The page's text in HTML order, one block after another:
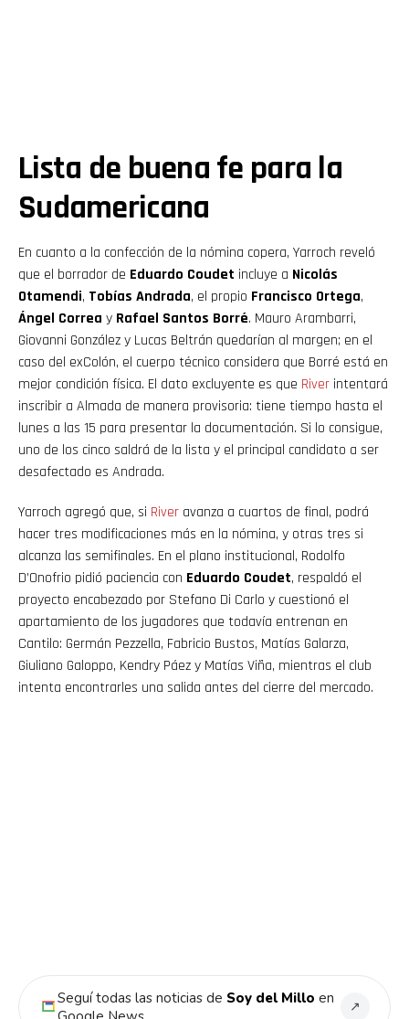
Lista de buena fe para la
Sudamericana
En cuanto a la confección de la nómina copera, Yarroch reveló
que el borrador de Eduardo Coudet incluye a Nicolás
Otamendi, Tobías Andrada, el propio Francisco Ortega,
Ángel Correa y Rafael Santos Borré. Mauro Arambarri,
Giovanni González y Lucas Beltrán quedarían al margen; en el
caso del exColón, el cuerpo técnico considera que Borré está en
mejor condición física. El dato excluyente es que River intentará
inscribir a Almada de manera provisoria: tiene tiempo hasta el
lunes a las 15 para presentar la documentación. Si lo consigue,
uno de los cinco saldrá de la lista y el principal candidato a ser
desafectado es Andrada.
Yarroch agregó que, si River avanza a cuartos de final, podrá
hacer tres modificaciones más en la nómina, y otras tres si
alcanza las semifinales. En el plano institucional, Rodolfo
D’Onofrio pidió paciencia con Eduardo Coudet, respaldó el
proyecto encabezado por Stefano Di Carlo y cuestionó el
apartamiento de los jugadores que todavía entrenan en
Cantilo: Germán Pezzella, Fabricio Bustos, Matías Galarza,
Giuliano Galoppo, Kendry Páez y Matías Viña, mientras el club
intenta encontrarles una salida antes del cierre del mercado.
Seguí todas las noticias de Soy del Millo en
↗